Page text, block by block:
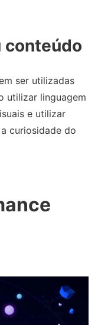
conteúdo
ser utilizadas
utilizar linguagem
e utilizar
curiosidade do